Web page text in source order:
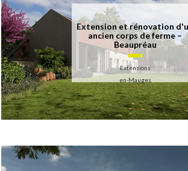
Extension et rénovation
ancien corps de ferme –
Beaupréau
Extensions
en-Mauges